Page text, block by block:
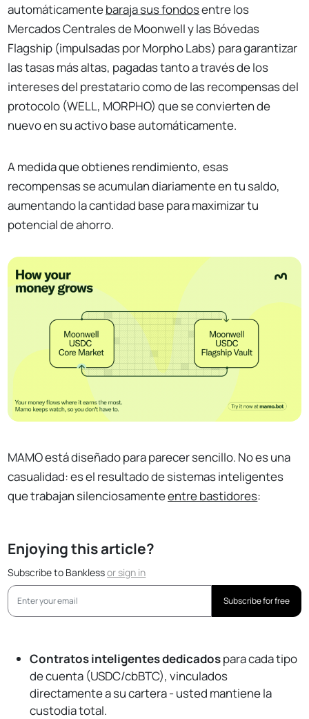
automáticamentebaraja sus fondosentre los
Mercados Centrales de Moonwell y las Bóvedas
Flagship (impulsadas por Morpho Labs) para garantizar
las tasas más altas, pagadas tanto a través de los
intereses del prestatario como de las recompensas del
protocolo (WELL, MORPHO) que se convierten de
nuevo en su activo base automáticamente.
A medida que obtienes rendimiento, esas
recompensas se acumulan diariamente en tu saldo,
aumentando la cantidad base para maximizar tu
potencial de ahorro.
MAMO está diseñado para parecer sencillo. No es una
casualidad: es el resultado de sistemas inteligentes
que trabajan silenciosamenteentre bastidores:
Enjoying this article?
Subscribe to Banklessorsign in
Subscribe for free
Contratos inteligentes dedicadospara cada tipo
de cuenta (USDC/cbBTC), vinculados
directamente a su cartera - usted mantiene la
custodia total.